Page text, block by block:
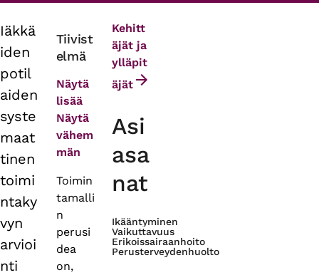
Primary
tabs
Iäkkä
iden
potil
aiden
syste
maat
tinen
toimi
ntaky
vyn
arvioi
nti
Tiivist
elmä
Näytä
lisää
Näytä
vähem
män
Toimin
tamalli
n
perusi
dea
on,
Kehitt
äjät ja
ylläpit
äjät
Asi
asa
nat
Ikääntyminen
Vaikuttavuus
Erikoissairaanhoito
Perusterveydenhuolto